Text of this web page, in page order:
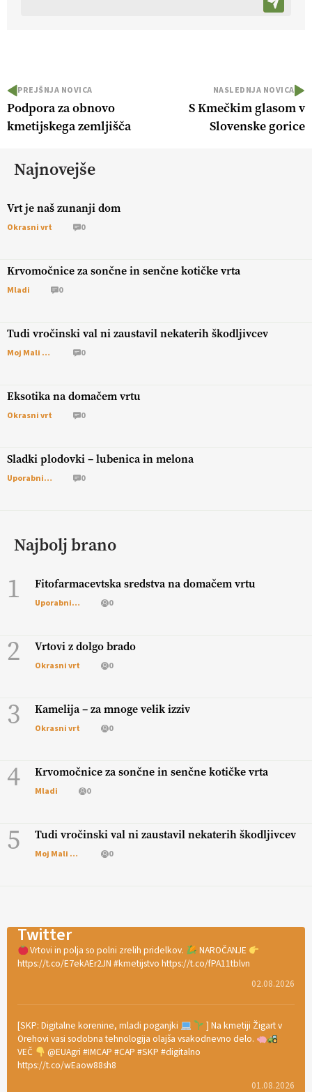
PREJŠNJA NOVICA
Podpora za obnovo
kmetijskega zemljišča
NASLEDNJA NOVICA
S Kmečkim glasom v
Slovenske gorice
Najnovejše
Vrt je naš zunanji dom
Okrasni vrt 0
Krvomočnice za sončne in senčne kotičke vrta
Mladi 0
Tudi vročinski val ni zaustavil nekaterih škodljivcev
Moj Mali Svet 0
Eksotika na domačem vrtu
Okrasni vrt 0
Sladki plodovki – lubenica in melona
Uporabni vrt 0
Najbolj brano
1 Fitofarmacevtska sredstva na domačem vrtu
Uporabni vrt 0
2 Vrtovi z dolgo brado
Okrasni vrt 0
3 Kamelija – za mnoge velik izziv
Okrasni vrt 0
4 Krvomočnice za sončne in senčne kotičke vrta
Mladi 0
5 Tudi vročinski val ni zaustavil nekaterih škodljivcev
Moj Mali Svet 0
Twitter
Vrtovi in polja so polni zrelih pridelkov.
NAROČANJE
https://t.co/E7ekAEr2JN #kmetijstvo https://t.co/fPA11tblvn
02.08.2026
[SKP: Digitalne korenine, mladi poganjki
] Na kmetiji Žigart v
Orehovi vasi sodobna tehnologija olajša vsakodnevno delo.
VEČ
@EUAgri #IMCAP #CAP #SKP #digitalno
https://t.co/wEaow88sh8
01.08.2026